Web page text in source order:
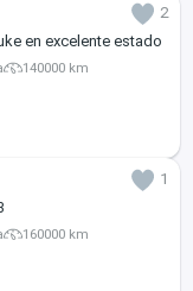
2
en excelente estado
140000 km
1
160000 km